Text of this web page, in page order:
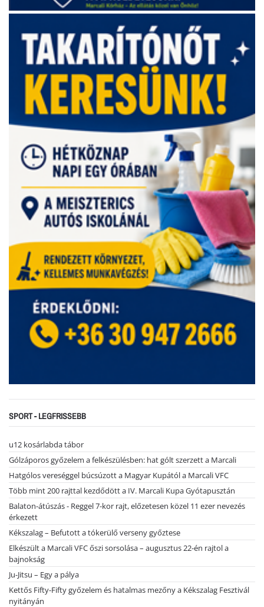
SPORT - LEGFRISSEBB
u12 kosárlabda tábor
Gólzáporos győzelem a felkészülésben: hat gólt szerzett a Marcali
Hatgólos vereséggel búcsúzott a Magyar Kupától a Marcali VFC
Több mint 200 rajttal kezdődött a IV. Marcali Kupa Gyótapusztán
Balaton-átúszás - Reggel 7-kor rajt, előzetesen közel 11 ezer nevezés
érkezett
Kékszalag – Befutott a tókerülő verseny győztese
Elkészült a Marcali VFC őszi sorsolása – augusztus 22-én rajtol a
bajnokság
Ju-Jitsu – Egy a pálya
Kettős Fifty-Fifty győzelem és hatalmas mezőny a Kékszalag Fesztivál
nyitányán